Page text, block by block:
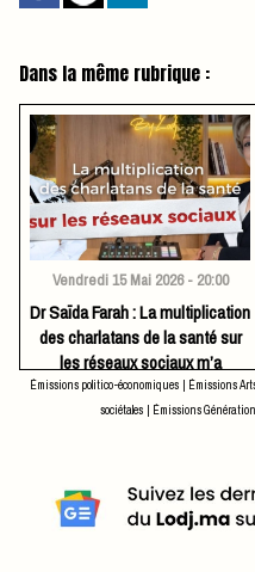
Dans la même rubrique :
Vendredi 15 Mai 2026 - 20:00
Dr Saïda Farah : La multiplication
des charlatans de la santé sur
les réseaux sociaux m’a
poussée à lancer un contenu
digital fondé sur une information
Émissions politico-économiques | Émissions
sociétales | Émissions